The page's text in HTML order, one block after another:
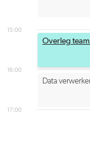
15:00
16:00
17:00
Overleg
Data